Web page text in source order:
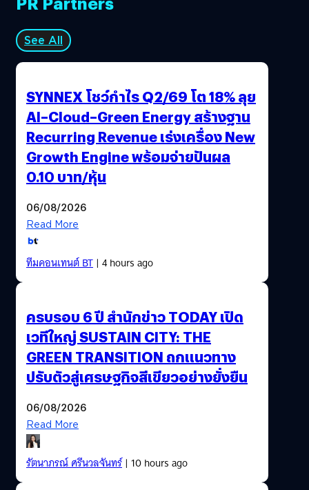
See All
SYNNEX โชว์กำไร Q2/69 โต 18% ลุย
AI–Cloud–Green Energy สร้างฐาน
Recurring Revenue เร่งเครื่อง New
Growth Engine พร้อมจ่ายปันผล
0.10 บาท/หุ้น
06/08/2026
Read More
ทีมคอนเทนต์ BT| 4 hours ago
ครบรอบ 6 ปี สำนักข่าว TODAY เปิด
เวทีใหญ่ SUSTAIN CITY: THE
GREEN TRANSITION ถกแนวทาง
ปรับตัวสู่เศรษฐกิจสีเขียวอย่างยั่งยืน
06/08/2026
Read More
รัตนาภรณ์ ศรีนวลจันทร์| 10 hours ago